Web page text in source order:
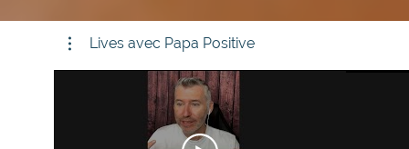
Lives avec Papa Positive